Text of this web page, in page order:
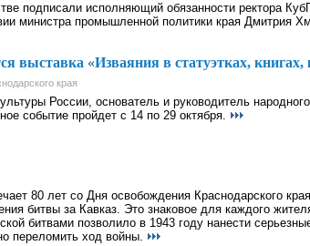
подписали исполняющий обязанности ректора
министра промышленной политики края Дмитрия
выставка «Изваяния в статуэтках, книгах,
края
России, основатель и руководитель
событие пройдет с 14 по 29 октября.
80 лет со Дня освобождения Краснодарского
битвы за Кавказ. Это знаковое для каждого
битвами позволило в 1943 году нанести
переломить ход войны.